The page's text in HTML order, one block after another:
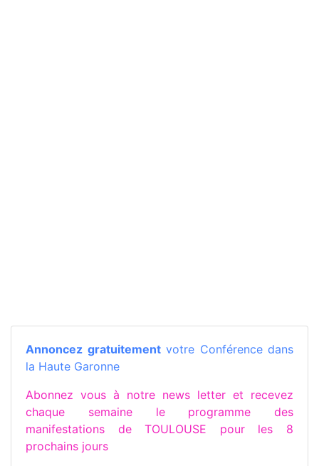
Annoncez gratuitementvotre Conférence dans
la Haute Garonne
Abonnez vous à notre news letter et recevez
chaque semaine le programme des
manifestations de TOULOUSE pour les 8
prochains jours